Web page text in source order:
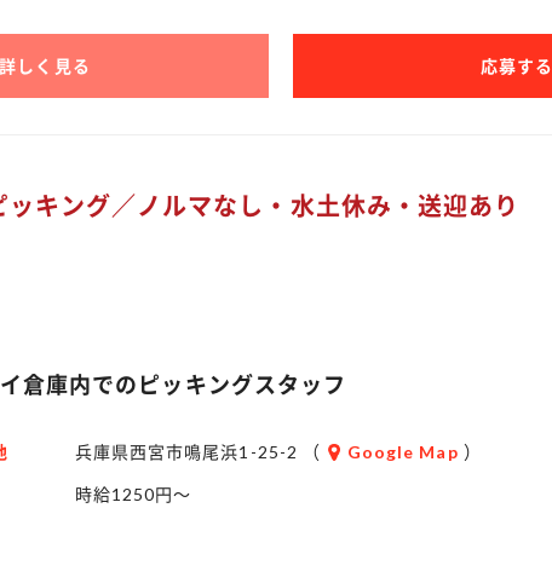
詳しく見る 応募す
キング／ノルマなし・水土休み・送迎あり
倉庫内でのピッキングスタッフ
兵庫県西宮市鳴尾浜1-25-2 （ Google Map ）
時給1250円～